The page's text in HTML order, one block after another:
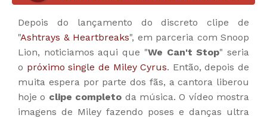
Depois do lançamento do discreto clipe de
"Ashtrays & Heartbreaks", em parceria com Snoop
Lion, noticiamos aqui que "We Can't Stop" seria
o próximo single de Miley Cyrus. Então, depois de
muita espera por parte dos fãs, a cantora liberou
hoje o clipe completo da música. O vídeo mostra
imagens de Miley fazendo poses e danças ultra